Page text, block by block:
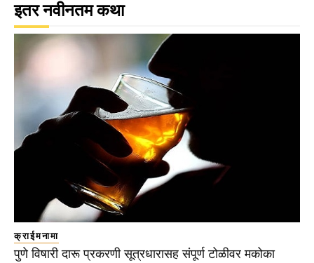
इतर नवीनतम कथा
क्राईमनामा
पुणे विषारी दारू प्रकरणी सूत्रधारासह संपूर्ण टोळीवर मकोका